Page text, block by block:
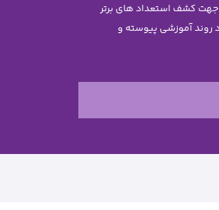
کشف استعداد های برتر
و با هدف ایجاد روند آموزشی پیوسته و